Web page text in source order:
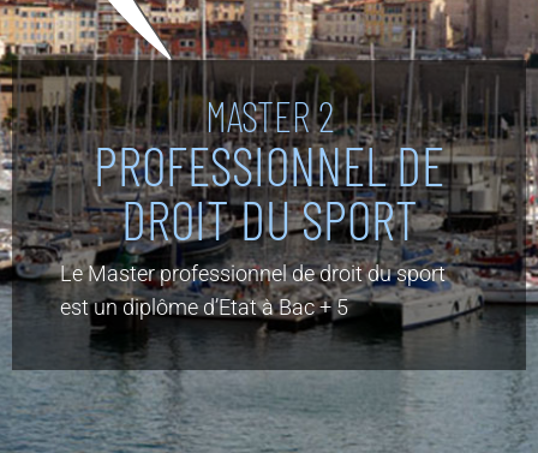
MASTER 2
PROFESSIONNEL DE
DROIT DU SPORT
Le Master professionnel de droit du sport
est un diplôme d’Etat à Bac + 5